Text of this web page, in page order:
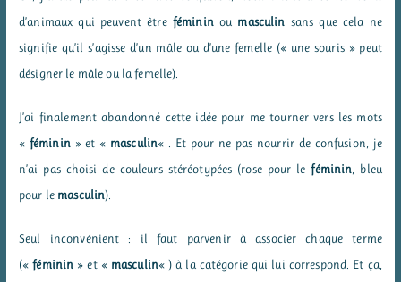
d’animaux qui peuvent être fémininou masculin sans que cela ne
signifie qu’il s’agisse d’un mâle ou d’une femelle (« une souris » peut
désigner le mâle ou la femelle).
J’ai finalement abandonné cette idée pour me tourner vers les mots
« féminin» et « masculin« . Et pour ne pas nourrir de confusion, je
n’ai pas choisi de couleurs stéréotypées (rose pour leféminin, bleu
pour le masculin).
Seul inconvénient : il faut parvenir à associer chaque terme
(«féminin » et « masculin« ) à la catégorie qui lui correspond. Et ça,